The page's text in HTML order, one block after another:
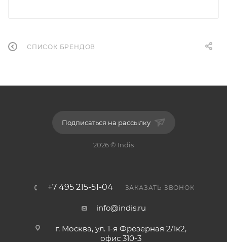
СПИСОК БРЕНДОВ
Подписаться на рассылку
2026 © Indis
+7 495 215-51-04 ЗАКАЗАТЬ ЗВОНОК
info@indis.ru
г. Москва, ул. 1-я Фрезерная 2/1к2,
офис 310-3